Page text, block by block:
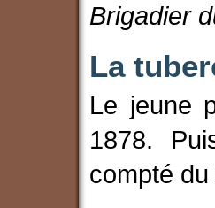
Brigadier
La
Le jeune
1878.
compté